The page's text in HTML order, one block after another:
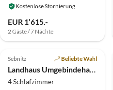
Kostenlose Stornierung
EUR 1’615.-
2 Gäste / 7 Nächte
Hundefreundlich
Top-Inserat
5.0 (9)
Sebnitz Beliebte Wahl
Landhaus Umgebindehaus
4 Schlafzimmer